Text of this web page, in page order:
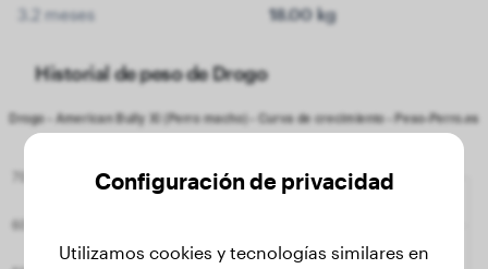
3.2 meses 18.00 kg
Historial de peso de Drogo
Configuración de privacidad
Utilizamos cookies y tecnologías similares en